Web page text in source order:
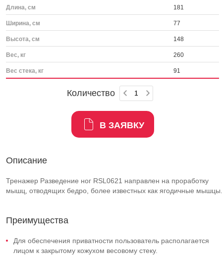
Длина, см 181
Ширина, см 77
Высота, см 148
Вес, кг 260
Вес стека, кг 91
Количество
В ЗАЯВКУ
Описание
Тренажер Разведение ног RSL0621 направлен на проработку
мышц, отводящих бедро, более известных как ягодичные мышцы.
Преимущества
Для обеспечения приватности пользователь располагается
лицом к закрытому кожухом весовому стеку.